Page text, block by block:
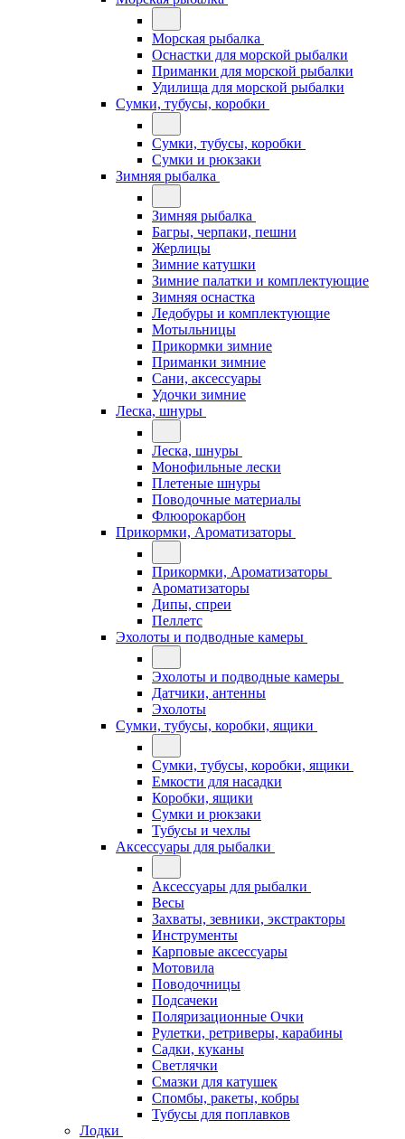
Морская рыбалка
Оснастки для морской рыбалки
Приманки для морской рыбалки
Удилища для морской рыбалки
Сумки, тубусы, коробки
Сумки, тубусы, коробки
Сумки и рюкзаки
Зимняя рыбалка
Зимняя рыбалка
Багры, черпаки, пешни
Жерлицы
Зимние катушки
Зимние палатки и комплектующие
Зимняя оснастка
Ледобуры и комплектующие
Мотыльницы
Прикормки зимние
Приманки зимние
Сани, аксессуары
Удочки зимние
Леска, шнуры
Леска, шнуры
Монофильные лески
Плетеные шнуры
Поводочные материалы
Флюорокарбон
Прикормки, Ароматизаторы
Прикормки, Ароматизаторы
Ароматизаторы
Дипы, спреи
Пеллетс
Эхолоты и подводные камеры
Эхолоты и подводные камеры
Датчики, антенны
Эхолоты
Сумки, тубусы, коробки, ящики
Сумки, тубусы, коробки, ящики
Емкости для насадки
Коробки, ящики
Сумки и рюкзаки
Тубусы и чехлы
Аксессуары для рыбалки
Аксессуары для рыбалки
Весы
Захваты, зевники, экстракторы
Инструменты
Карповые аксессуары
Мотовила
Поводочницы
Подсачеки
Поляризационные Очки
Рулетки, ретриверы, карабины
Садки, куканы
Светлячки
Смазки для катушек
Спомбы, ракеты, кобры
Тубусы для поплавков
Лодки